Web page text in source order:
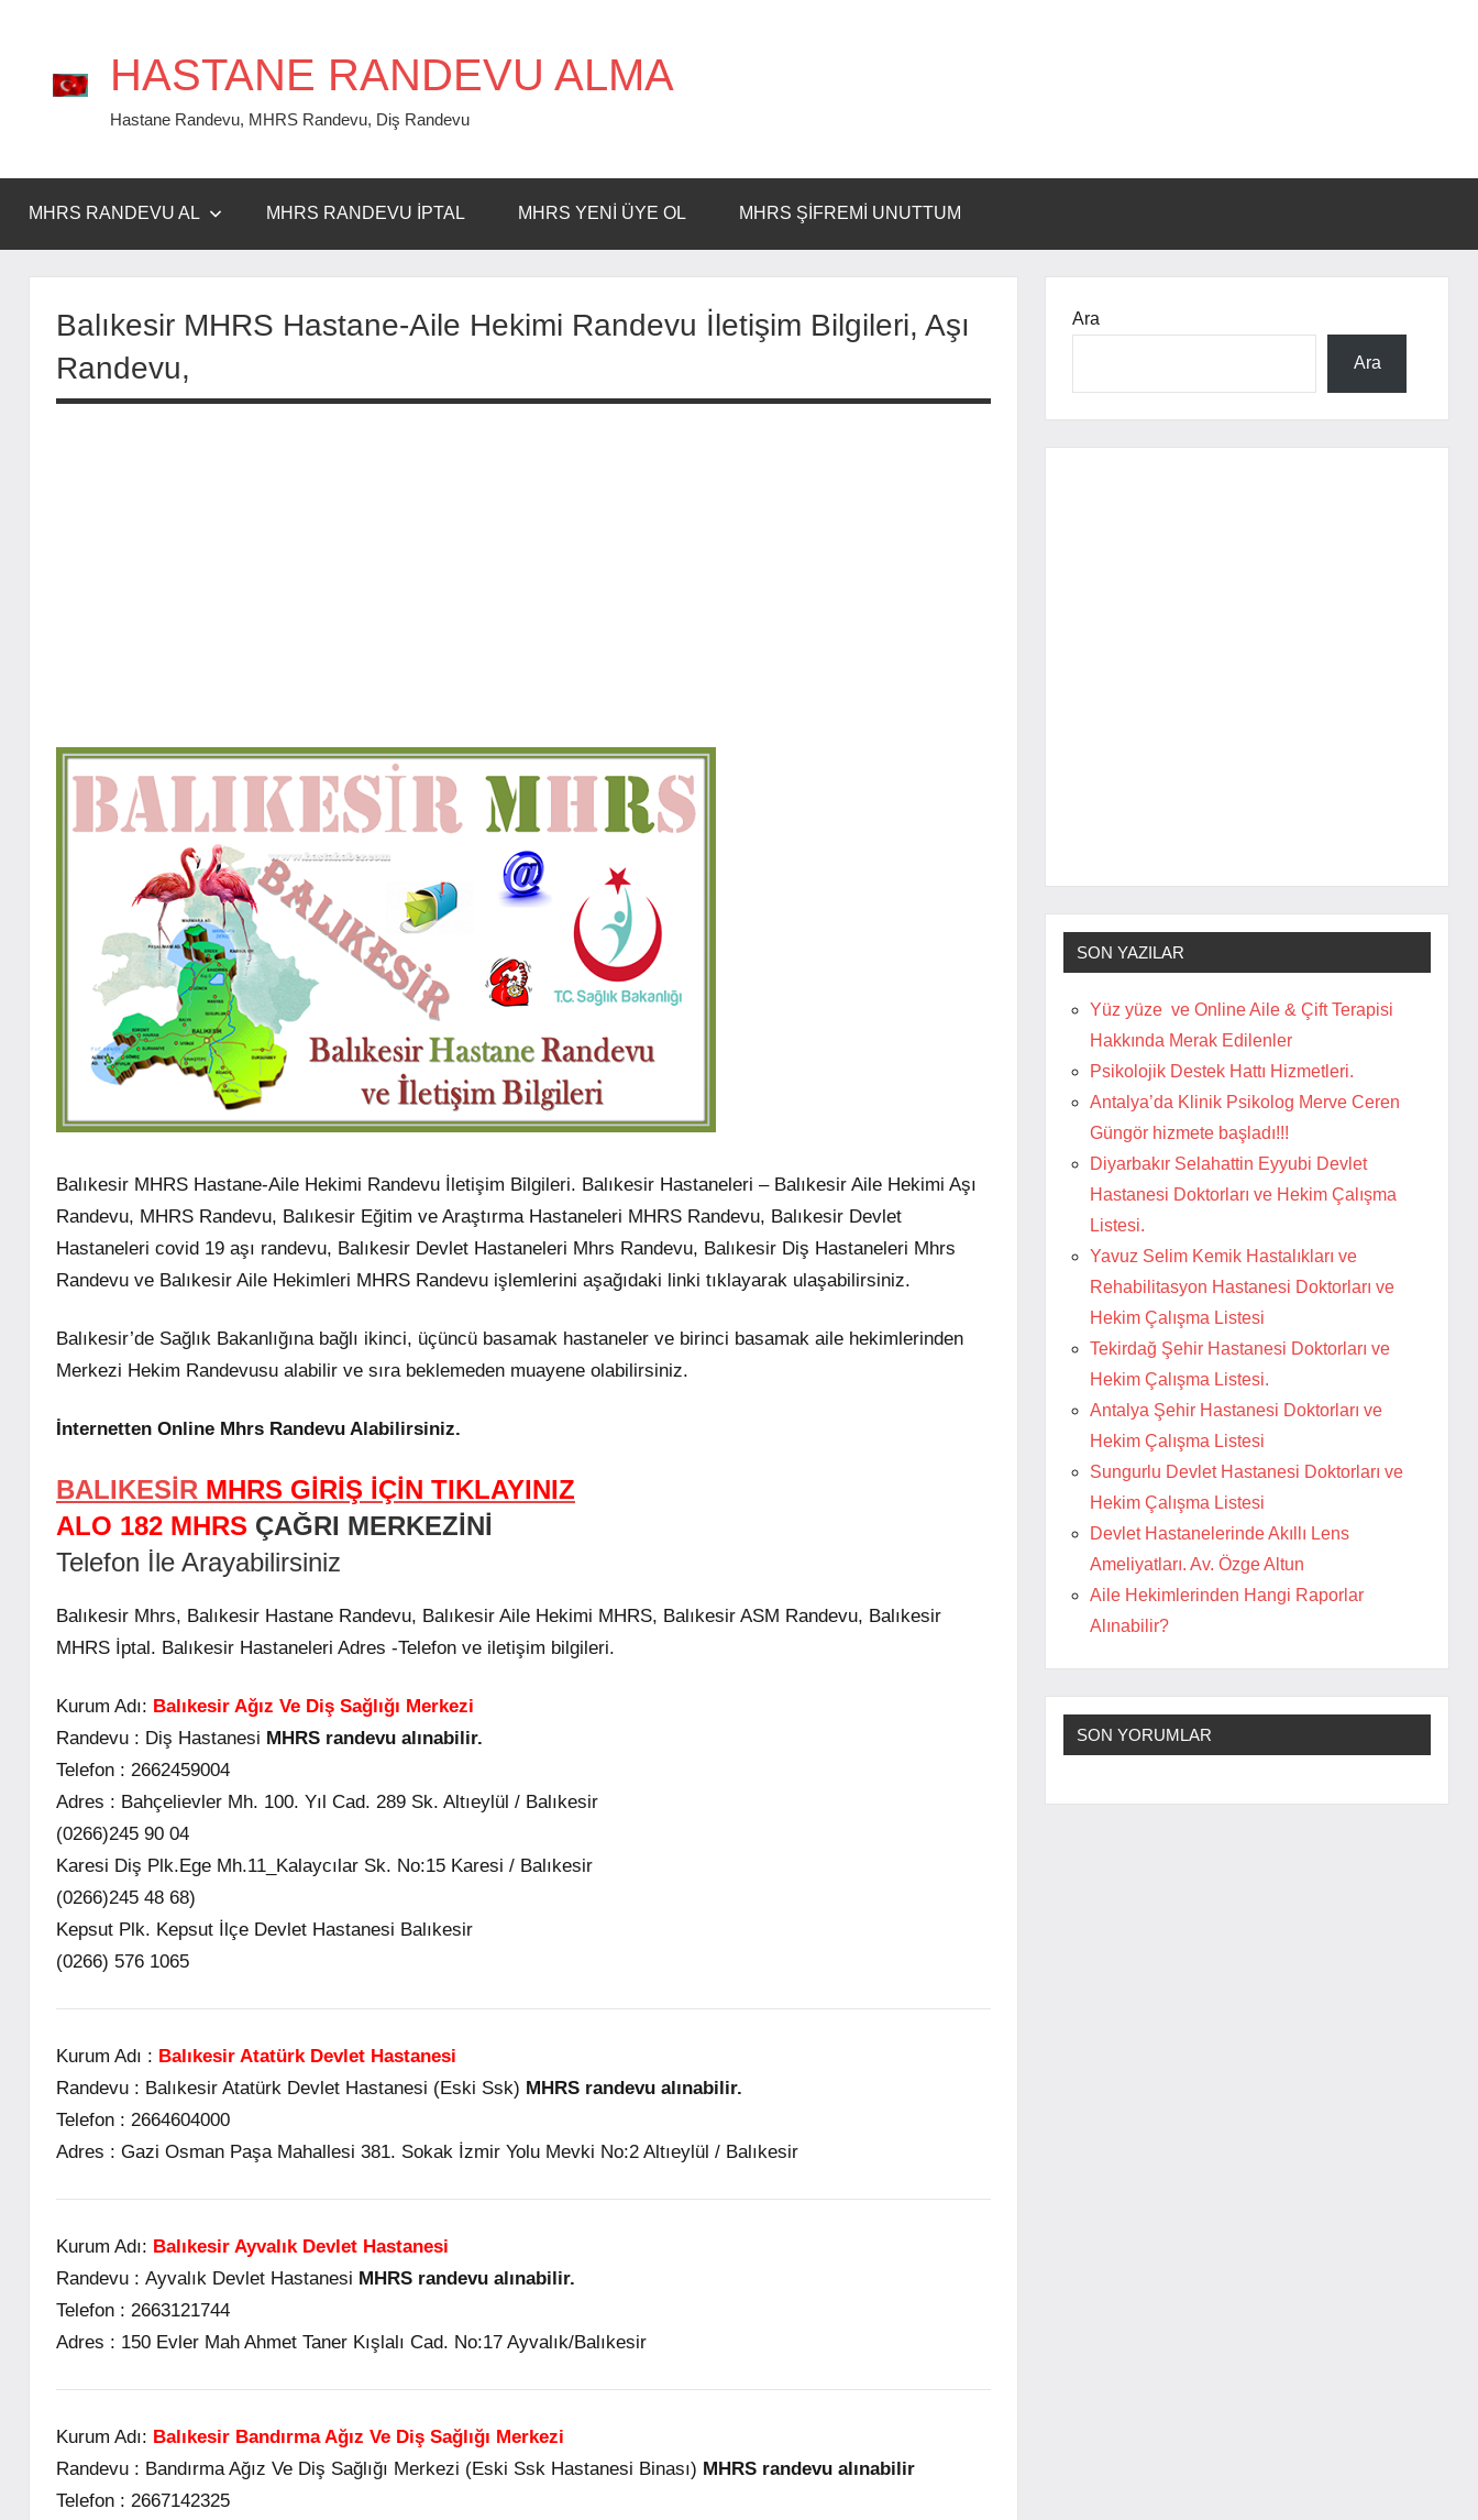
HASTANE RANDEVU ALMA
Hastane Randevu, MHRS Randevu, Diş Randevu
MHRS RANDEVU AL MHRS RANDEVU İPTAL MHRS YENI ÜYE OL MHRS ŞIFREMI UNUTTUM
Balıkesir MHRS Hastane-Aile Hekimi Randevu İletişim Bilgileri, Aşı
Randevu,
Balıkesir MHRS Hastane-Aile Hekimi Randevu İletişim Bilgileri. Balıkesir Hastaneleri – Balıkesir Aile Hekimi Aşı
Randevu, MHRS Randevu, Balıkesir Eğitim ve Araştırma Hastaneleri MHRS Randevu, Balıkesir Devlet
Hastaneleri covid 19 aşı randevu, Balıkesir Devlet Hastaneleri Mhrs Randevu, Balıkesir Diş Hastaneleri Mhrs
Randevu ve Balıkesir Aile Hekimleri MHRS Randevu işlemlerini aşağıdaki linki tıklayarak ulaşabilirsiniz.
Balıkesir’de Sağlık Bakanlığına bağlı ikinci, üçüncü basamak hastaneler ve birinci basamak aile hekimlerinden
Merkezi Hekim Randevusu alabilir ve sıra beklemeden muayene olabilirsiniz.
İnternetten Online Mhrs Randevu Alabilirsiniz.
BALIKESİR MHRS GİRİŞ İÇİN TIKLAYINIZ
ALO 182 MHRS ÇAĞRI MERKEZİNİ
Telefon İle Arayabilirsiniz
Balıkesir Mhrs, Balıkesir Hastane Randevu, Balıkesir Aile Hekimi MHRS, Balıkesir ASM Randevu, Balıkesir
MHRS İptal. Balıkesir Hastaneleri Adres -Telefon ve iletişim bilgileri.
Kurum Adı: Balıkesir Ağız Ve Diş Sağlığı Merkezi
Randevu : Diş Hastanesi MHRS randevu alınabilir.
Telefon : 2662459004
Adres : Bahçelievler Mh. 100. Yıl Cad. 289 Sk. Altıeylül / Balıkesir
(0266)245 90 04
Karesi Diş Plk.Ege Mh.11_Kalaycılar Sk. No:15 Karesi / Balıkesir
(0266)245 48 68)
Kepsut Plk. Kepsut İlçe Devlet Hastanesi Balıkesir
(0266) 576 1065
Kurum Adı : Balıkesir Atatürk Devlet Hastanesi
Randevu : Balıkesir Atatürk Devlet Hastanesi (Eski Ssk) MHRS randevu alınabilir.
Telefon : 2664604000
Adres : Gazi Osman Paşa Mahallesi 381. Sokak İzmir Yolu Mevki No:2 Altıeylül / Balıkesir
Kurum Adı: Balıkesir Ayvalık Devlet Hastanesi
Randevu : Ayvalık Devlet Hastanesi MHRS randevu alınabilir.
Telefon : 2663121744
Adres : 150 Evler Mah Ahmet Taner Kışlalı Cad. No:17 Ayvalık/Balıkesir
Kurum Adı: Balıkesir Bandırma Ağız Ve Diş Sağlığı Merkezi
Randevu : Bandırma Ağız Ve Diş Sağlığı Merkezi (Eski Ssk Hastanesi Binası) MHRS randevu alınabilir
Telefon : 2667142325
Ara
Ara
SON YAZILAR
Yüz yüze ve Online Aile & Çift Terapisi
Hakkında Merak Edilenler
Psikolojik Destek Hattı Hizmetleri.
Antalya’da Klinik Psikolog Merve Ceren
Güngör hizmete başladı!!!
Diyarbakır Selahattin Eyyubi Devlet
Hastanesi Doktorları ve Hekim Çalışma
Listesi.
Yavuz Selim Kemik Hastalıkları ve
Rehabilitasyon Hastanesi Doktorları ve
Hekim Çalışma Listesi
Tekirdağ Şehir Hastanesi Doktorları ve
Hekim Çalışma Listesi.
Antalya Şehir Hastanesi Doktorları ve
Hekim Çalışma Listesi
Sungurlu Devlet Hastanesi Doktorları ve
Hekim Çalışma Listesi
Devlet Hastanelerinde Akıllı Lens
Ameliyatları. Av. Özge Altun
Aile Hekimlerinden Hangi Raporlar
Alınabilir?
SON YORUMLAR